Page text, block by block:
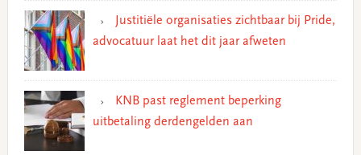
Justitiële organisaties zichtbaar bij Pride,
advocatuur laat het dit jaar afweten
KNB past reglement beperking
uitbetaling derdengelden aan